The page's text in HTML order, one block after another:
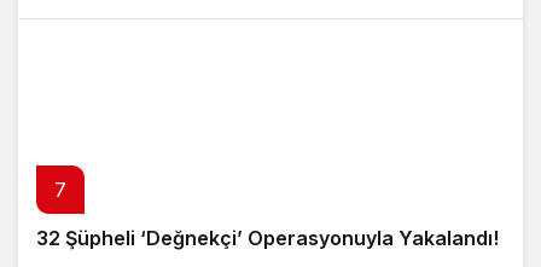
7
32 Şüpheli ‘Değnekçi’ Operasyonuyla Yakalandı!